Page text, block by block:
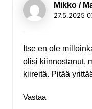
Mikko /
27.5.2025
Itse en ole
olisi kiinnostanut,
kiireitä. Pitää
Vastaa